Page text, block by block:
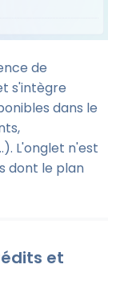
de
s'intègre
dans le
L'onglet n'est
dont le plan
et